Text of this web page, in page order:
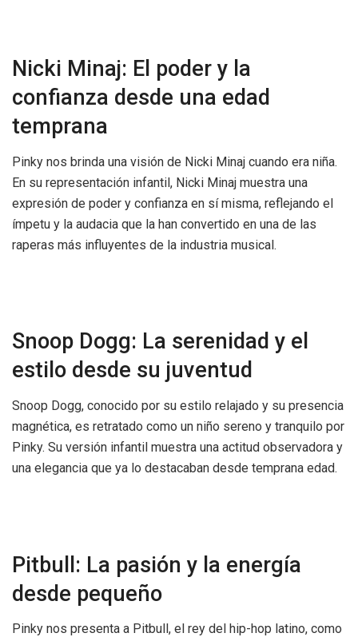
Nicki Minaj: El poder y la
confianza desde una edad
temprana
Pinky nos brinda una visión de Nicki Minaj cuando era niña.
En su representación infantil, Nicki Minaj muestra una
expresión de poder y confianza en sí misma, reflejando el
ímpetu y la audacia que la han convertido en una de las
raperas más influyentes de la industria musical.
Snoop Dogg: La serenidad y el
estilo desde su juventud
Snoop Dogg, conocido por su estilo relajado y su presencia
magnética, es retratado como un niño sereno y tranquilo por
Pinky. Su versión infantil muestra una actitud observadora y
una elegancia que ya lo destacaban desde temprana edad.
Pitbull: La pasión y la energía
desde pequeño
Pinky nos presenta a Pitbull, el rey del hip-hop latino, como